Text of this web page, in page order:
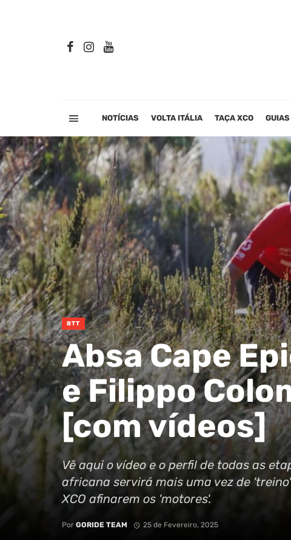
NOTÍCIAS VOLTA ITÁLIA TAÇA XCO GUIAS
BTT
Absa Cape
e Filippo
[com vídeos]
Vê aqui o vídeo e o perfil de todas as
africana servirá mais uma vez de
XCO afinarem os 'motores'.
Por GORIDE TEAM 25 de Fevereiro, 2025